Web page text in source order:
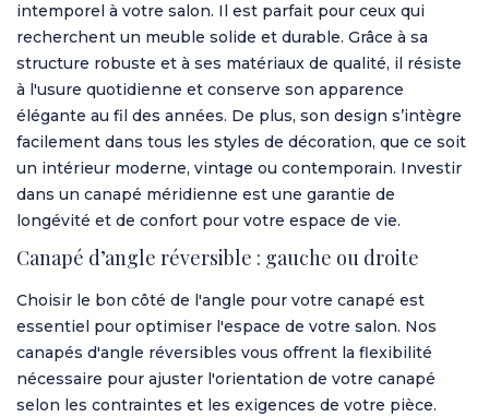
intemporel à votre salon. Il est parfait pour ceux qui
recherchent un meuble solide et durable. Grâce à sa
structure robuste et à ses matériaux de qualité, il résiste
à l'usure quotidienne et conserve son apparence
élégante au fil des années. De plus, son design s’intègre
facilement dans tous les styles de décoration, que ce soit
un intérieur moderne, vintage ou contemporain. Investir
dans un canapé méridienne est une garantie de
longévité et de confort pour votre espace de vie.
Canapé d’angle réversible : gauche ou droite
Choisir le bon côté de l'angle pour votre canapé est
essentiel pour optimiser l'espace de votre salon. Nos
canapés d'angle réversibles vous offrent la flexibilité
nécessaire pour ajuster l'orientation de votre canapé
selon les contraintes et les exigences de votre pièce.